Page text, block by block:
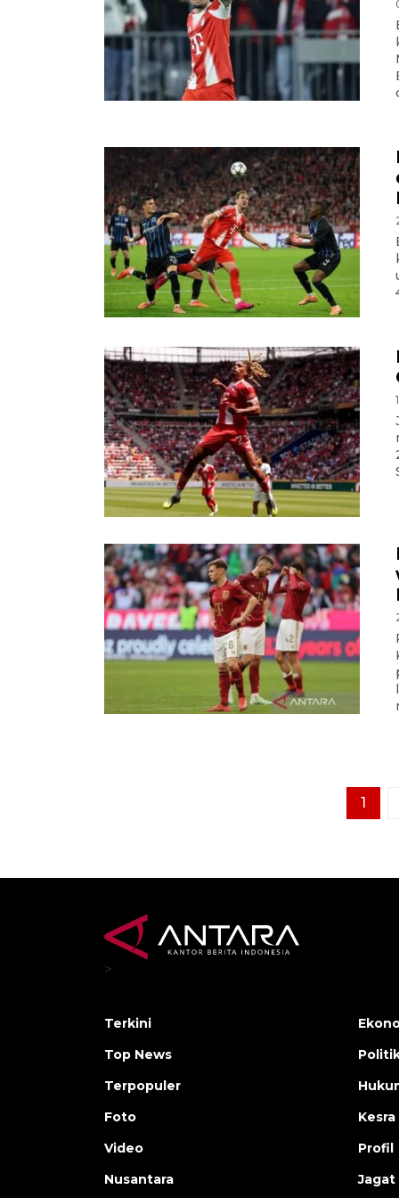
1
>
Terkini
Top News
Terpopuler
Foto
Video
Nusantara
Kesra
Profil
Jagat